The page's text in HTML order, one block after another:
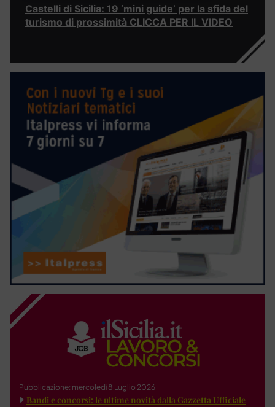
Castelli di Sicilia: 19 ‘mini guide’ per la sfida del
turismo di prossimità CLICCA PER IL VIDEO
Pubblicazione: mercoledì 8 Luglio 2026
Bandi e concorsi: le ultime novità dalla Gazzetta Ufficiale